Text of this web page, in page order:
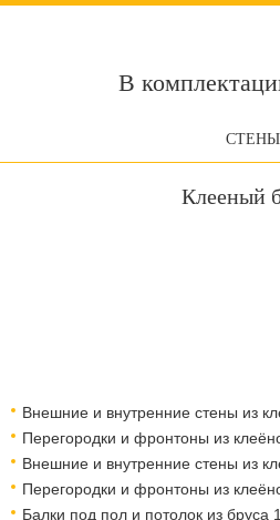
В
СТЕНЫ
Клееный
Внешние и внутренние стены из
Перегородки и фронтоны из
Внешние и внутренние стены из
Перегородки и фронтоны из
Балки под пол и потолок из